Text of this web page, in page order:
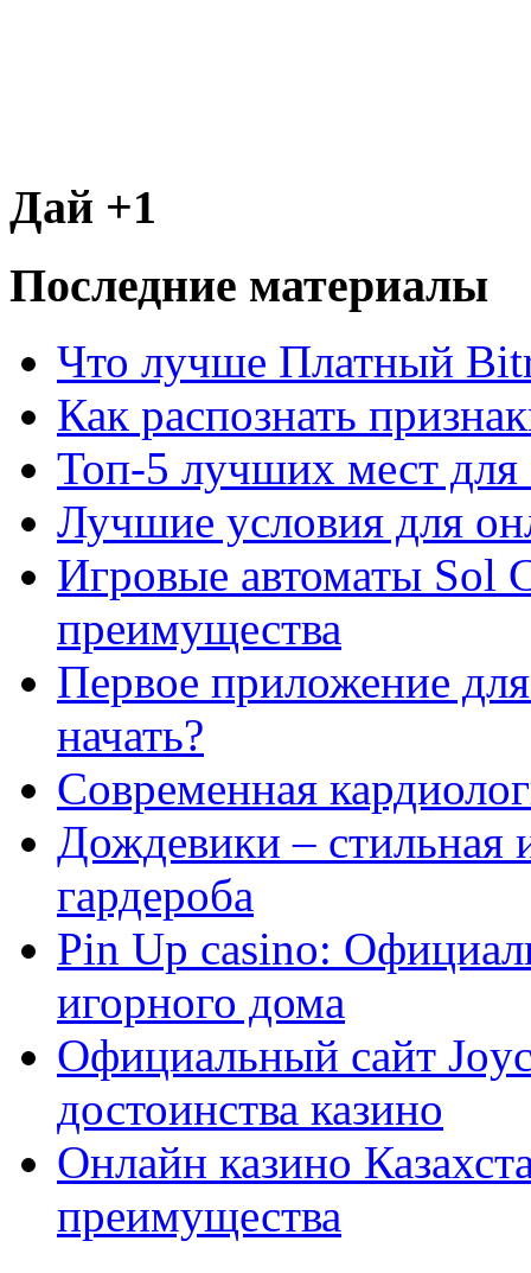
Дай +1
Последние материалы
Что лучше Платный
Как распознать
Топ-5 лучших мест для
Лучшие условия для
Игровые автоматы Sol
преимущества
Первое приложение
начать?
Современная
Дождевики – стильная
гардероба
Pin Up casino:
игорного дома
Официальный сайт
достоинства казино
Онлайн казино
преимущества